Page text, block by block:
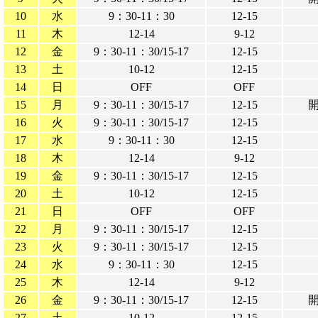
10
水 9：30-11：30
12-15
11
木 12-14
9-12
12
金 9：30-11：30/15-17
12-15
13
土 10-12
12-15
14
日 OFF
OFF
15
月 9：30-11：30/15-17 12-15
16
火 9：30-11：30/15-17
12-15
17
水 9：30-11：30
12-15
18
木 12-14
9-12
19
金 9：30-11：30/15-17
12-15
20
土 10-12
12-15
21
日 OFF
OFF
22
月 9：30-11：30/15-17
12-15
23
火 9：30-11：30/15-17
12-15
24
水 9：30-11：30
12-15
25
木 12-14
9-12
26
金 9：30-11：30/15-17 12-15